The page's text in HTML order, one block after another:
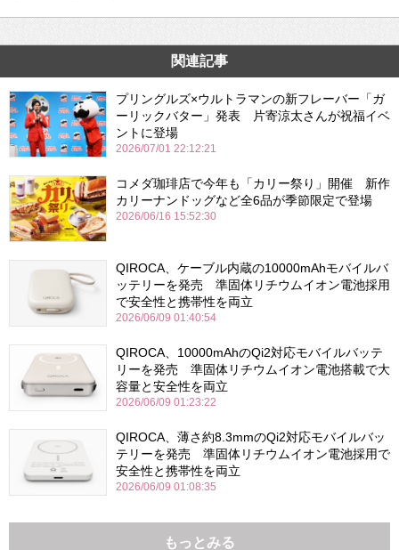
関連記事
プリングルズ×ウルトラマンの新フレーバー「ガ
ーリックバター」発表 片寄涼太さんが祝福イベ
ントに登場
2026/07/01 22:12:21
コメダ珈琲店で今年も「カリー祭り」開催 新作
カリーナンドッグなど全6品が季節限定で登場
2026/06/16 15:52:30
QIROCA、ケーブル内蔵の10000mAhモバイルバ
ッテリーを発売 準固体リチウムイオン電池採用
で安全性と携帯性を両立
2026/06/09 01:40:54
QIROCA、10000mAhのQi2対応モバイルバッテ
リーを発売 準固体リチウムイオン電池搭載で大
容量と安全性を両立
2026/06/09 01:23:22
QIROCA、薄さ約8.3mmのQi2対応モバイルバッ
テリーを発売 準固体リチウムイオン電池採用で
安全性と携帯性を両立
2026/06/09 01:08:35
もっとみる